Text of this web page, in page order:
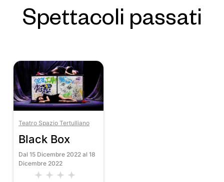
Spettacoli passati
Teatro Spazio Tertulliano
Black Box
Dal 15 Dicembre 2022 al 18
Dicembre 2022